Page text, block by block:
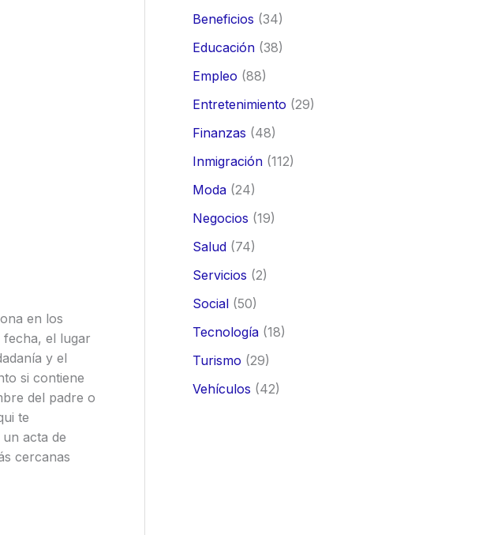
en los
fecha, el lugar
y el
si contiene
del padre o
te
acta de
cercanas
Beneficios (34)
Educación (38)
Empleo (88)
Entretenimiento (29)
Finanzas (48)
Inmigración (112)
Moda (24)
Negocios (19)
Salud (74)
Servicios (2)
Social (50)
Tecnología (18)
Turismo (29)
Vehículos (42)